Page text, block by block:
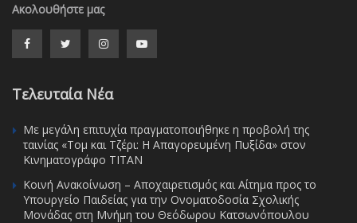
Ακολουθήστε μας
Τελευταία Νέα
Με μεγάλη επιτυχία πραγματοποιήθηκε η προβολή της
ταινίας «Τομ και Τζέρι: Η Απαγορευμένη Πυξίδα» στον
Κινηματογράφο ΤΙΤΑΝ
Κοινή Ανακοίνωση – Αποχαιρετισμός και Αίτημα προς το
Υπουργείο Παιδείας για την Ονοματοδοσία Σχολικής
Μονάδας στη Μνήμη του Θεόδωρου Κατσωνόπουλου